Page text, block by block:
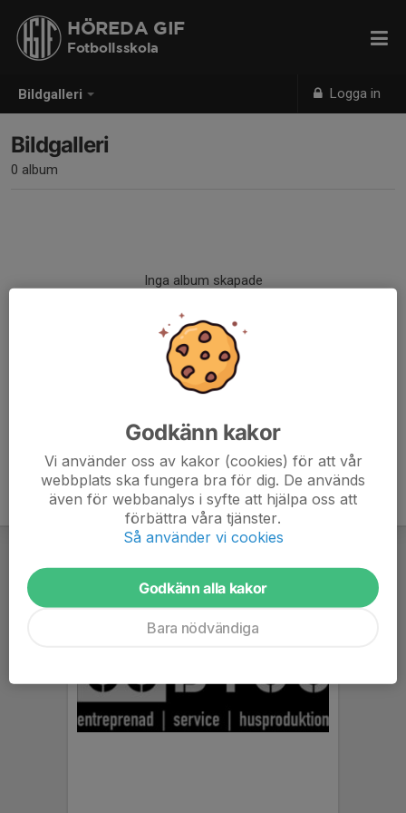
Bildgalleri Logga in
HÖREDA GIF
Fotbollsskola
Bildgalleri
0 album
Inga album skapade
Godkänn kakor
Vi använder oss av kakor (cookies) för att vår
webbplats ska fungera bra för dig. De används
även för webbanalys i syfte att hjälpa oss att
förbättra våra tjänster.
Så använder vi cookies
Godkänn alla kakor
Bara nödvändiga